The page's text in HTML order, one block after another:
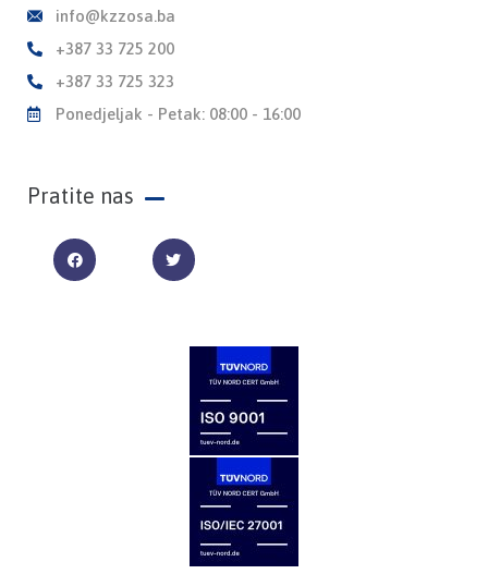
info@kzzosa.ba
+387 33 725 200
+387 33 725 323
Ponedjeljak - Petak: 08:00 - 16:00
Pratite nas